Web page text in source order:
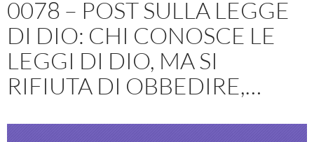
0078 – POST SULLA LEGGE
DI DIO: CHI CONOSCE LE
LEGGI DI DIO, MA SI
RIFIUTA DI OBBEDIRE,…